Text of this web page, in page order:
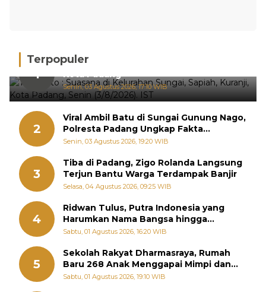
Terpopuler
1
Hujan Deras, 15 Titik Banjir Terdeteksi di
Kota Padang
Senin, 03 Agustus 2026, 17:10 WIB
2
Viral Ambil Batu di Sungai Gunung Nago,
Polresta Padang Ungkap Fakta
Sebenarnya
Senin, 03 Agustus 2026, 19:20 WIB
3
Tiba di Padang, Zigo Rolanda Langsung
Terjun Bantu Warga Terdampak Banjir
Selasa, 04 Agustus 2026, 09:25 WIB
4
Ridwan Tulus, Putra Indonesia yang
Harumkan Nama Bangsa hingga
Diabadikan dalam Buku Jepang
Sabtu, 01 Agustus 2026, 16:20 WIB
5
Sekolah Rakyat Dharmasraya, Rumah
Baru 268 Anak Menggapai Mimpi dan
Memutus Rantai Kemiskinan
Sabtu, 01 Agustus 2026, 19:10 WIB